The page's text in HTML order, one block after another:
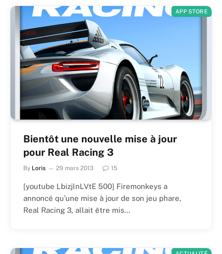
APP STORE
Bientôt une nouvelle mise à jour
pour Real Racing 3
By Loris 29 mars 2013 15
[youtube LbizjlnLVtE 500] Firemonkeys a
annoncé qu’une mise à jour de son jeu phare,
Real Racing 3, allait être mis…